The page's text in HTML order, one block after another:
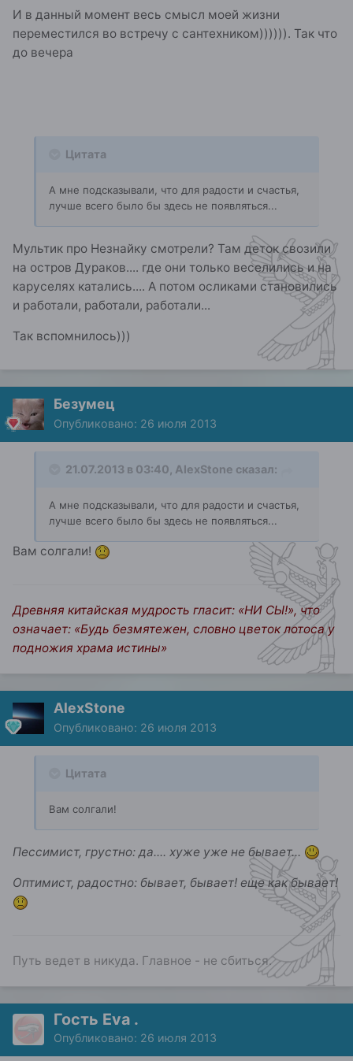
И в данный момент весь смысл моей жизни
переместился во встречу с сантехником)))))). Так что
до вечера
Цитата
А мне подсказывали, что для радости и счастья,
лучше всего было бы здесь не появляться...
Мультик про Незнайку смотрели? Там деток свозили
на остров Дураков.... где они только веселились и на
каруселях катались.... А потом осликами становились
и работали, работали, работали...
Так вспомнилось)))
Безумец
Опубликовано: 26 июля 2013
21.07.2013 в 03:40, AlexStone сказал:
А мне подсказывали, что для радости и счастья,
лучше всего было бы здесь не появляться...
Вам солгали!
Древняя китайская мудрость гласит: «НИ СЫ!», что
означает: «Будь безмятежен, словно цветок лотоса у
подножия храма истины»
AlexStone
Опубликовано: 26 июля 2013
Цитата
Вам солгали!
Пессимист, грустно: да.... хуже уже не бывает...
Оптимист, радостно: бывает, бывает! еще как бывает!
Путь ведет в никуда. Главное - не сбиться.
Гость Eva .
Опубликовано: 26 июля 2013